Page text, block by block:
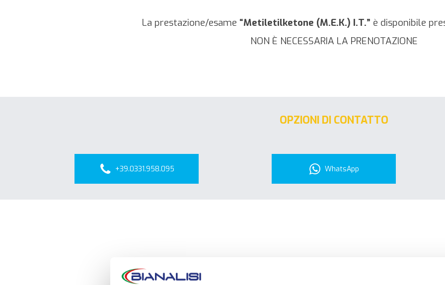
La prestazione/esame “Metiletilketone (M.E.K.) I.T.” è disponibile
NON È NECESSARIA LA PRENOTAZIONE
OPZIONI DI CONTATTO
+39.0331.958.095 WhatsApp